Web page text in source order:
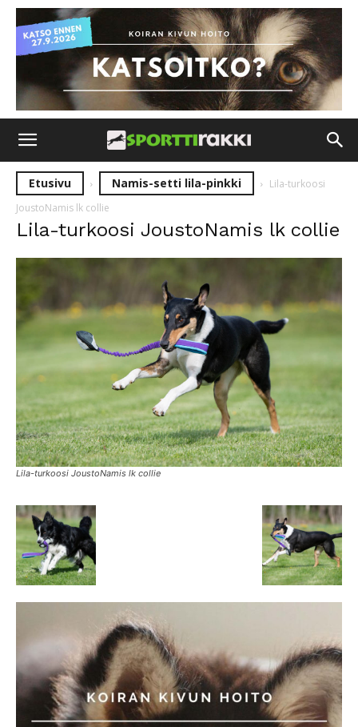
Etusivu Namis-setti lila-pinkki
Lila-turkoosi
JoustoNamis lk collie
Lila-turkoosi JoustoNamis lk collie
Lila-turkoosi JoustoNamis lk collie